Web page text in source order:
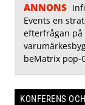
ANNONS
Events en
efterfrågan på
beMatrix pop-
KONFERENS